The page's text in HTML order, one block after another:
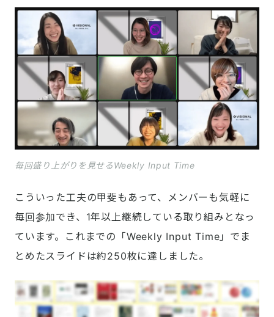
毎回盛り上がりを見せるWeekly Input Time
こういった工夫の甲斐もあって、メンバーも気軽に
毎回参加でき、1年以上継続している取り組みとなっ
ています。これまでの「Weekly Input Time」でま
とめたスライドは約250枚に達しました。